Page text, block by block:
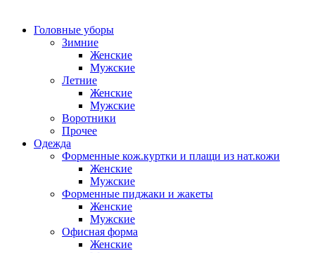
Головные уборы
Зимние
Женские
Мужские
Летние
Женские
Мужские
Воротники
Прочее
Одежда
Форменные кож.куртки и плащи из нат.кожи
Женские
Мужские
Форменные пиджаки и жакеты
Женские
Мужские
Офисная форма
Женские